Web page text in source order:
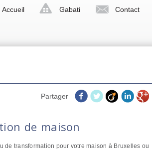
Accueil Gabati Contact
Partager
de maison
de transformation pour votre maison à Bruxelles ou